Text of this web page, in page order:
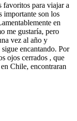
favoritos para viajar a
importante son los
en
me gustaría, pero
vez al año y
encantando. Por
ojos cerrados , que
Chile, encontraran